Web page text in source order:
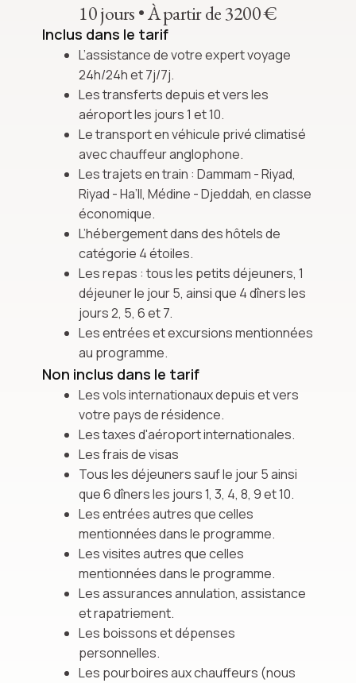
10 jours•À partir de 3200 €
Inclus dans le tarif
L’assistance de votre expert voyage
24h/24h et 7j/7j.
Les transferts depuis et vers les
aéroport les jours 1 et 10.
Le transport en véhicule privé climatisé
avec chauffeur anglophone.
Les trajets en train : Dammam - Riyad,
Riyad - Ha’Il, Médine - Djeddah, en classe
économique.
L’hébergement dans des hôtels de
catégorie 4 étoiles.
Les repas : tous les petits déjeuners, 1
déjeuner le jour 5, ainsi que 4 dîners les
jours 2, 5, 6 et 7.
Les entrées et excursions mentionnées
au programme.
Non inclus dans le tarif
Les vols internationaux depuis et vers
votre pays de résidence.
Les taxes d'aéroport internationales.
Les frais de visas
Tous les déjeuners sauf le jour 5 ainsi
que 6 dîners les jours 1, 3, 4, 8, 9 et 10.
Les entrées autres que celles
mentionnées dans le programme.
Les visites autres que celles
mentionnées dans le programme.
Les assurances annulation, assistance
et rapatriement.
Les boissons et dépenses
personnelles.
Les pourboires aux chauffeurs (nous